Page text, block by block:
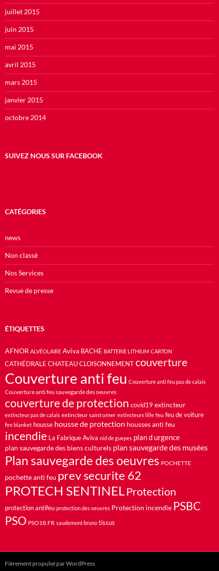
juillet 2015
juin 2015
mai 2015
avril 2015
mars 2015
janvier 2015
octobre 2014
SUIVEZ NOUS SUR FACEBOOK
CATÉGORIES
news
Non classé
Nos Services
Revue de presse
ÉTIQUETTES
AFNOR ALVÉOLAIRE Aviva BACHE BATTERIE LITHIUM CARTON
CATHÉDRALE CHATEAU CLOISONNEMENT couverture
Couverture anti feu Couverture anti feu pas de calais
Couverture anti feu sauvegarde des oeuvres
couverture de protection covid19 extincteur
extincteur pas de calais extincteur saint omer extincteurs lille feu feu de voiture
fire blanket housse housse de protection housses anti feu
incendie La Fabrique Aviva nid de guepes plan d urgence
plan sauvegarde des biens culturels plan sauvegarde des musées
Plan sauvegarde des oeuvres POCHETTE
pochette anti feu prev securite 62
PROTECH SENTINELProtection
protection antifeu protection des oeuvres Protection incendie PSBC
PSO PSO18.FR saudemont bruno tissus
Fièrement propulsé par WordPress